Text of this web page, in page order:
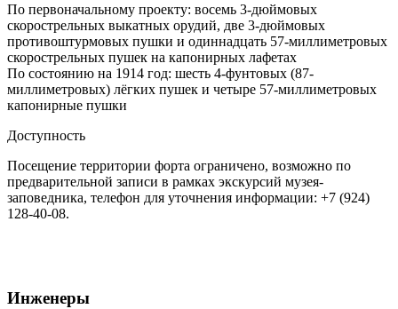
По первоначальному проекту: восемь 3-дюймовых
скорострельных выкатных орудий, две 3-дюймовых
противоштурмовых пушки и одиннадцать 57-миллиметровых
скорострельных пушек на капонирных лафетах
По состоянию на 1914 год: шесть 4-фунтовых (87-
миллиметровых) лёгких пушек и четыре 57-миллиметровых
капонирные пушки
Доступность
Посещение территории форта ограничено, возможно по
предварительной записи в рамках экскурсий музея-
заповедника, телефон для уточнения информации: +7 (924)
128-40-08.
Инженеры